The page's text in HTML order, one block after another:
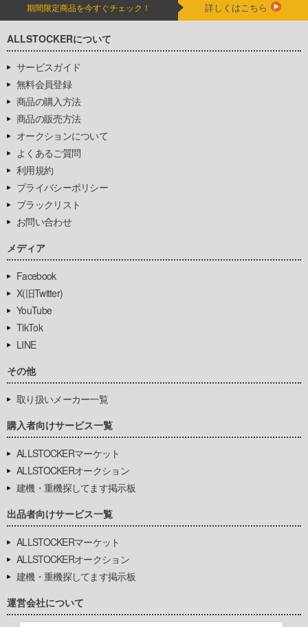
期間限定商品を今すぐチェック！ 詳しくはこちら
ALLSTOCKERについて
サービスガイド
無料会員登録
商品の購入方法
商品の販売方法
オークションについて
よくあるご質問
利用規約
プライバシーポリシー
ブラックリスト
お問い合わせ
メディア
Facebook
X(旧Twitter)
YouTube
TikTok
LINE
その他
取り扱いメーカー一覧
購入者向けサービス一覧
ALLSTOCKERマーケット
ALLSTOCKERオークション
建機・重機探してます掲示板
出品者向けサービス一覧
ALLSTOCKERマーケット
ALLSTOCKERオークション
建機・重機探してます掲示板
運営会社について